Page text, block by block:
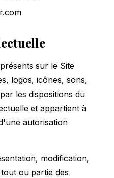
sur le Site
logos, icônes, sons,
les dispositions du
et appartient à
autorisation
modification,
ou partie des